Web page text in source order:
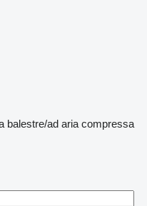
balestre/ad aria compressa